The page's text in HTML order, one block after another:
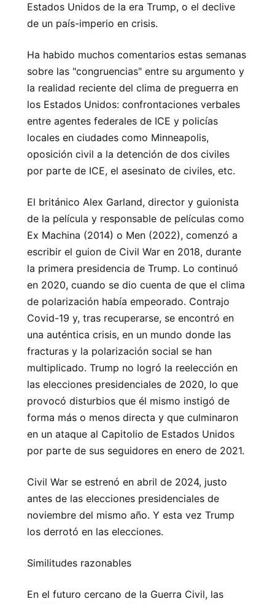
Estados Unidos de la era Trump, o el declive
de un país-imperio en crisis.
Ha habido muchos comentarios estas semanas
sobre las "congruencias" entre su argumento y
la realidad reciente del clima de preguerra en
los Estados Unidos: confrontaciones verbales
entre agentes federales de ICE y policías
locales en ciudades como Minneapolis,
oposición civil a la detención de dos civiles
por parte de ICE, el asesinato de civiles, etc.
El británico Alex Garland, director y guionista
de la película y responsable de películas como
Ex Machina (2014) o Men (2022), comenzó a
escribir el guion de Civil War en 2018, durante
la primera presidencia de Trump. Lo continuó
en 2020, cuando se dio cuenta de que el clima
de polarización había empeorado. Contrajo
Covid-19 y, tras recuperarse, se encontró en
una auténtica crisis, en un mundo donde las
fracturas y la polarización social se han
multiplicado. Trump no logró la reelección en
las elecciones presidenciales de 2020, lo que
provocó disturbios que él mismo instigó de
forma más o menos directa y que culminaron
en un ataque al Capitolio de Estados Unidos
por parte de sus seguidores en enero de 2021.
Civil War se estrenó en abril de 2024, justo
antes de las elecciones presidenciales de
noviembre del mismo año. Y esta vez Trump
los derrotó en las elecciones.
Similitudes razonables
En el futuro cercano de la Guerra Civil, las